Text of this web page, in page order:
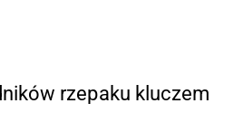
rzepaku kluczem